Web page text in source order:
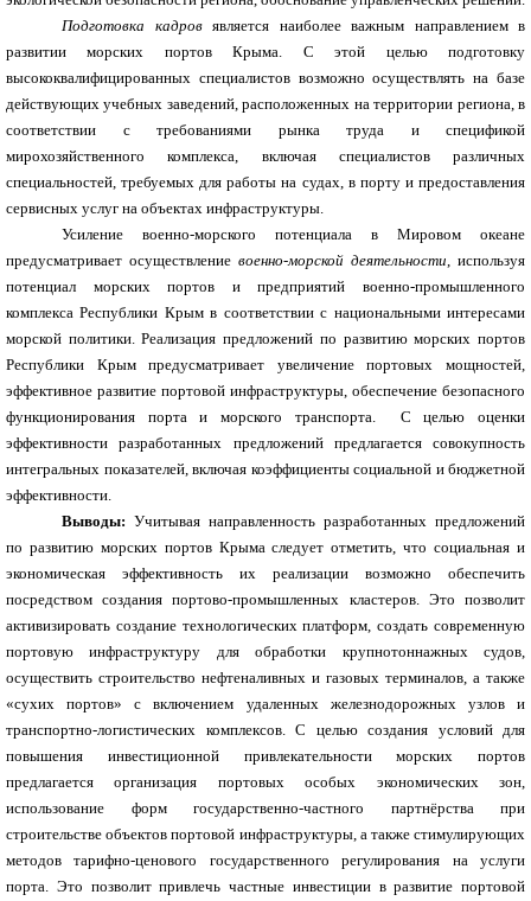
Подготовка кадровявляется наиболее важным направлением в
развитии морских портов Крыма. С этой целью подготовку
высококвалифицированных специалистов возможно осуществлять на базе
действующих учебных заведений, расположенных на территории региона, в
соответствии с требованиями рынка труда и спецификой
мирохозяйственного комплекса, включая специалистов различных
специальностей, требуемых для работы на судах, в порту и предоставления
сервисных услуг на объектах инфраструктуры.
Усиление военно-морского потенциала в Мировом океане
предусматривает осуществление военно-морской деятельности , используя
потенциал морских портов и предприятий военно-промышленного
комплекса Республики Крым в соответствии с национальными интересами
морской политики. Реализация предложений по развитию морских портов
Республики Крым предусматривает увеличение портовых мощностей,
эффективное развитие портовой инфраструктуры, обеспечение безопасного
функционирования порта и морского транспорта. С целью оценки
эффективности разработанных предложений предлагается совокупность
интегральных показателей, включая коэффициенты социальной и бюджетной
эффективности.
Выводы: Учитывая направленность разработанных предложений
по развитию морских портов Крыма следует отметить, что социальная и
экономическая эффективность их реализации возможно обеспечить
посредством создания портово-промышленных кластеров. Это позволит
активизировать создание технологических платформ, создать современную
портовую инфраструктуру для обработки крупнотоннажных судов,
осуществить строительство нефтеналивных и газовых терминалов, а также
«сухих портов» с включением удаленных железнодорожных узлов и
транспортно-логистических комплексов. С целью создания условий для
повышения инвестиционной привлекательности морских портов
предлагается организация портовых особых экономических зон,
использование форм государственно-частного партнёрства при
строительстве объектов портовой инфраструктуры, а также стимулирующих
методов тарифно-ценового государственного регулирования на услуги
порта. Это позволит привлечь частные инвестиции в развитие портовой